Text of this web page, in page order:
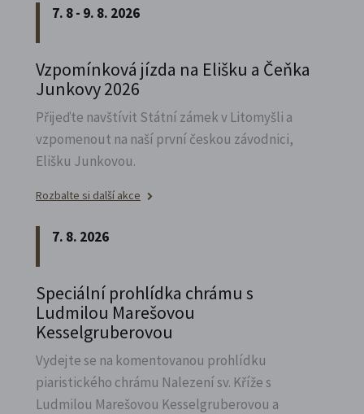
7. 8 - 9. 8. 2026
Vzpomínková jízda na Elišku a Čeňka
Junkovy 2026
Přijeďte navštívit Státní zámek v Litomyšli a
vzpomenout na naší první českou závodnici,
Elišku Junkovou.
Rozbalte si další akce
7. 8. 2026
Speciální prohlídka chrámu s
Ludmilou Marešovou
Kesselgruberovou
Vydejte se na komentovanou prohlídku
piaristického chrámu Nalezení sv. Kříže s
Ludmilou Marešovou Kesselgruberovou a